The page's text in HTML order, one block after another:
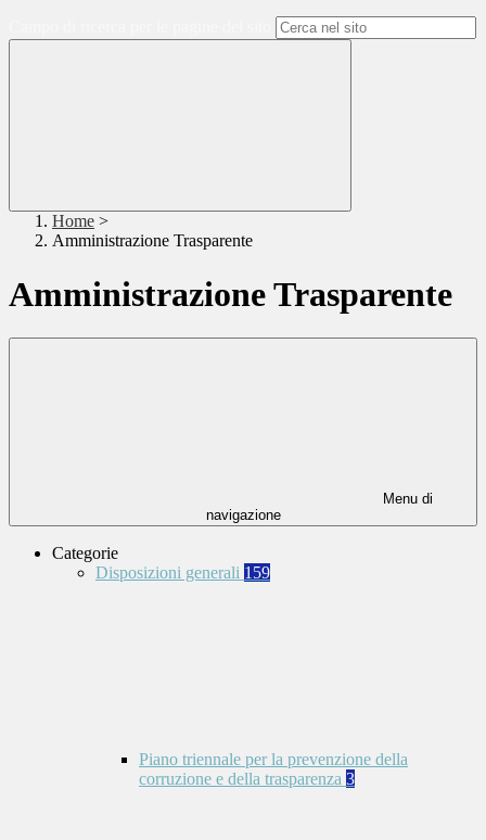
Home >
Amministrazione Trasparente
Amministrazione Trasparente
Menu di
navigazione
Categorie
Disposizioni generali 159
Piano triennale per la prevenzione della
corruzione e della trasparenza 3